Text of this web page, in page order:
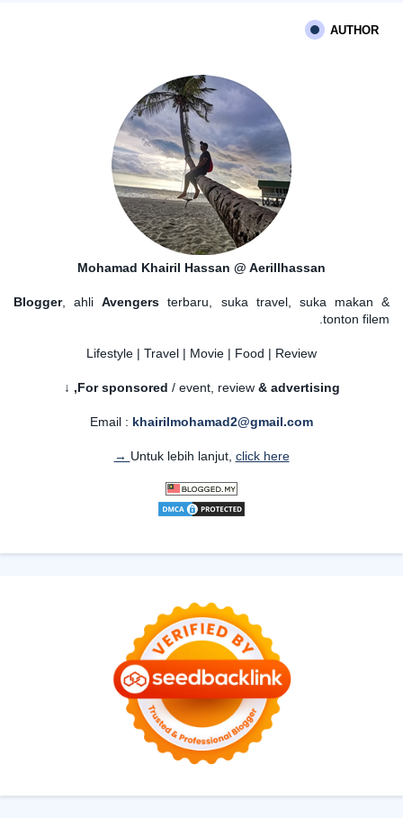
AUTHOR
Mohamad Khairil Hassan @ Aerillhassan
Blogger, ahliAvengers terbaru, suka travel, suka makan &
tonton filem.
Lifestyle | Travel | Movie | Food | Review
For sponsored / event, review & advertising,
↓
Email : khairilmohamad2@gmail.com
Untuk lebih lanjut, click here →